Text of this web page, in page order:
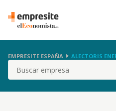
EMPRESITE ESPAÑA ALECTORIS
Buscar